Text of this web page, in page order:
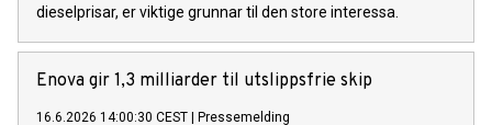
dieselprisar, er viktige grunnar til den store interessa.
Enova gir 1,3 milliarder til utslippsfrie skip
16.6.2026 14:00:30 CEST Pressemelding